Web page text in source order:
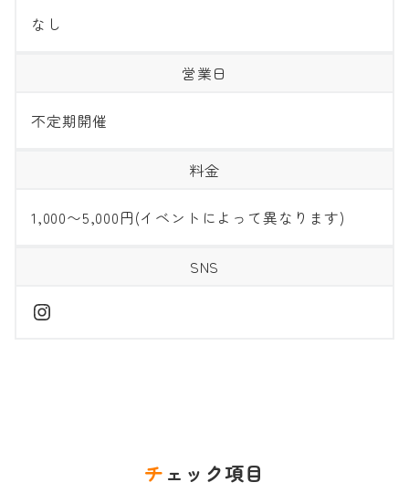
なし
営業日
不定期開催
料金
1,000〜5,000円(イベントによって異なります)
SNS
Instagram
チェック項目